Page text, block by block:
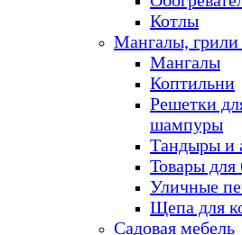
Котлы
Мангалы, грили
Мангалы
Коптильни
Решетки
шампуры
Тандыры и
Товары для
Уличные
Щепа для
Садовая мебель